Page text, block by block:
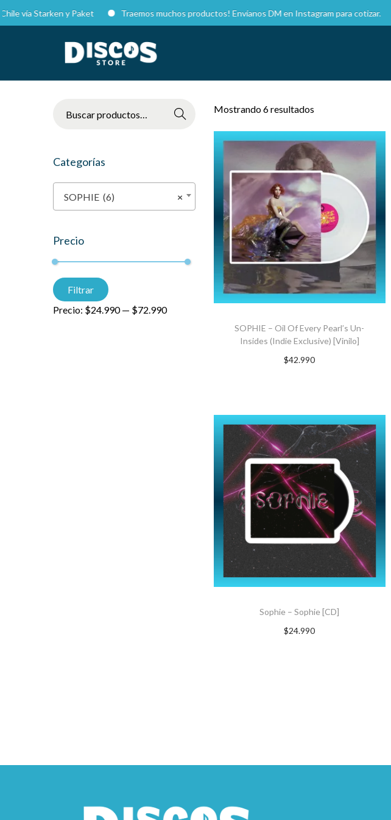
Starken y Paket Traemos muchos productos! Envíanos DM en Instagram para cotizar.
Mostrando 6 resultados
SOPHIE – Oil Of Every Pearl’s Un-
Insides (Indie Exclusive) [Vinilo]
$42.990
Sophie – Sophie [CD]
$24.990
Buscar
Categorías
×
SOPHIE (6)
Precio
Filtrar
Precio: $24.990— $72.990